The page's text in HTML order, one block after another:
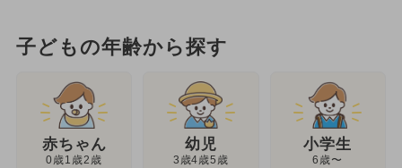
子どもの年齢から探す
赤ちゃん
0歳1歳2歳
幼児
3歳4歳5歳
小学生
6歳〜